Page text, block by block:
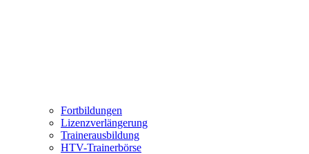
Fortbildungen
Lizenzverlängerung
Trainerausbildung
HTV-Trainerbörse